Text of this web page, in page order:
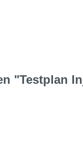
"Testplan